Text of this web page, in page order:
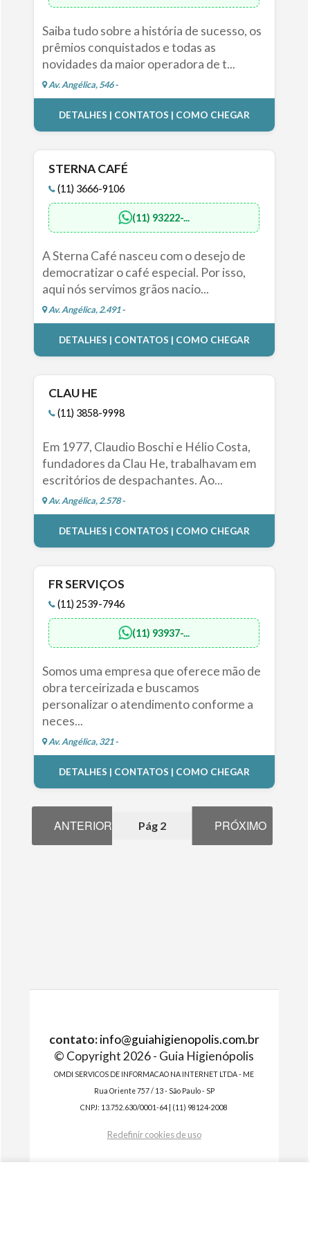
Saiba tudo sobre a história de sucesso, os
prêmios conquistados e todas as
novidades da maior operadora de t...
Av. Angélica, 546 -
DETALHES | CONTATOS | COMO CHEGAR
STERNA CAFÉ
(11) 3666-9106
(11) 93222-...
A Sterna Café nasceu com o desejo de
democratizar o café especial. Por isso,
aqui nós servimos grãos nacio...
Av. Angélica, 2.491 -
DETALHES | CONTATOS | COMO CHEGAR
CLAU HE
(11) 3858-9998
Em 1977, Claudio Boschi e Hélio Costa,
fundadores da Clau He, trabalhavam em
escritórios de despachantes. Ao...
Av. Angélica, 2.578 -
DETALHES | CONTATOS | COMO CHEGAR
FR SERVIÇOS
(11) 2539-7946
(11) 93937-...
Somos uma empresa que oferece mão de
obra terceirizada e buscamos
personalizar o atendimento conforme a
neces...
Av. Angélica, 321 -
DETALHES | CONTATOS | COMO CHEGAR
ANTERIOR Pág 2 PRÓXIMO
contato: info@guiahigienopolis.com.br
© Copyright 2026 - Guia Higienópolis
OMDI SERVICOS DE INFORMACAO NA INTERNET LTDA - ME
Rua Oriente 757 / 13 - São Paulo - SP
CNPJ: 13.752.630/0001-64 | (11) 98124-2008
Redefinir cookies de uso